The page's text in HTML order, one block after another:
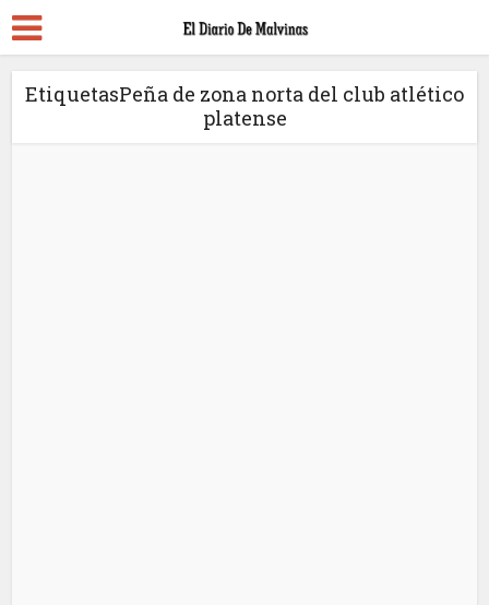
EtiquetasPeña de zona norta del club atlético
platense